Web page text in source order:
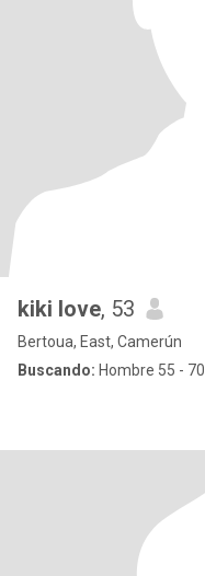
kiki love, 53
Bertoua, East, Camerún
Buscando: Hombre 55 - 70